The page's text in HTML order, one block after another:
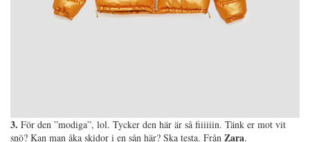
3. För den ”modiga”, lol. Tycker den här är så fiiiiiin. Tänk er mot vit
snö? Kan man åka skidor i en sån här? Ska testa. Från Zara.